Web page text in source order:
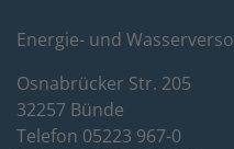
Energie- und
Osnabrücker Str. 205
32257 Bünde
Telefon 05223 967-0